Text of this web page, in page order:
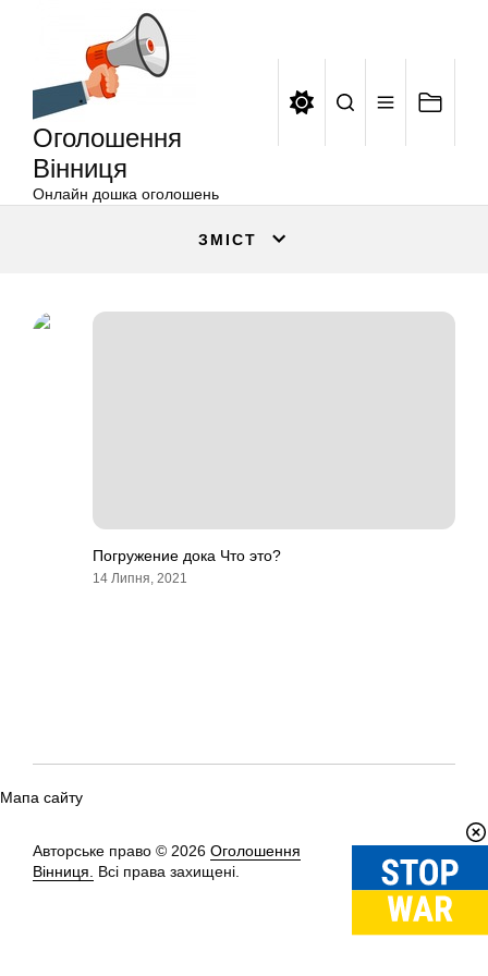
Оголошення
Вінниця
Онлайн дошка оголошень
ЗМІСТ
Погружение дока Что это?
14 Липня, 2021
Мапа сайту
Авторське право © 2026 Оголошення
Вінниця.
Всі права захищені.
Вгору↑